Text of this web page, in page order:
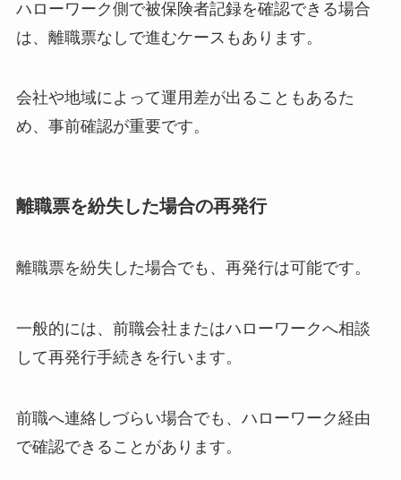
ハローワーク側で被保険者記録を確認できる場合
は、離職票なしで進むケースもあります。
会社や地域によって運用差が出ることもあるた
め、事前確認が重要です。
離職票を紛失した場合の再発行
離職票を紛失した場合でも、再発行は可能です。
一般的には、前職会社またはハローワークへ相談
して再発行手続きを行います。
前職へ連絡しづらい場合でも、ハローワーク経由
で確認できることがあります。